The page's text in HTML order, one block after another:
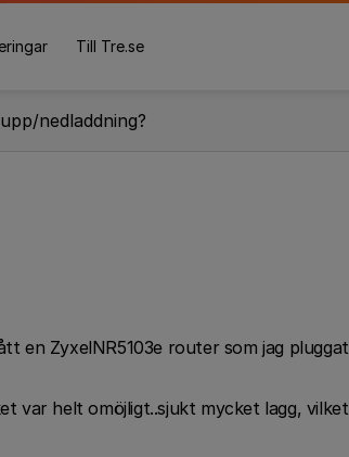
Till Tre.se
nedladdning?
en ZyxelNR5103e router som jag pluggat
var helt omöjligt..sjukt mycket lagg, vilket